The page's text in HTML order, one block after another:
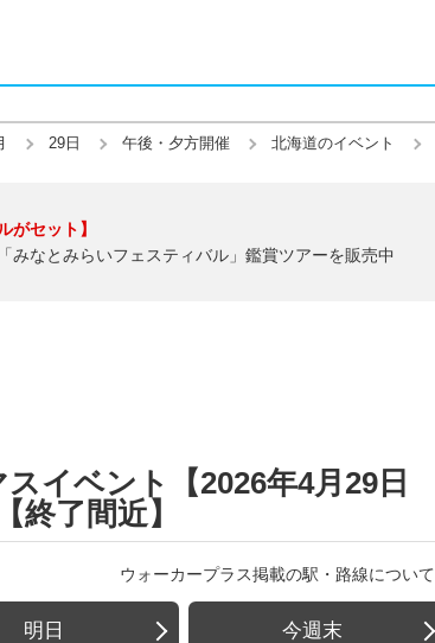
29日 午後・夕方開催 北海道のイベント
がセット】
みなとみらいフェスティバル」鑑賞ツアーを販売中
イベント【2026年4月29日
終了間近】
ウォーカープラス掲載の駅・路線について
明日 今週末